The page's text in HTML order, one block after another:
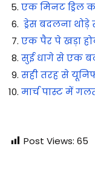
एक मिनट ड्रिल
ड्रेस बदलना
एक पैर पे खड़ा
सुई धागे से एक
सही तरह से
मार्च पास्ट में
Post Views: 65